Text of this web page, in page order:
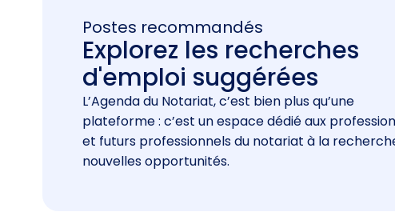
Postes recommandés
Explorez les recherches
d'emploi suggérées
L’Agenda du Notariat, c’est bien plus qu’une
plateforme : c’est un espace dédié aux
et futurs professionnels du notariat à la
nouvelles opportunités.